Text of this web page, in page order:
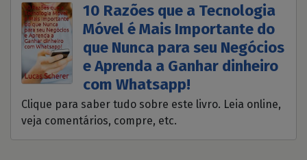
10 Razões que a Tecnologia
Móvel é Mais Importante do
que Nunca para seu Negócios
e Aprenda a Ganhar dinheiro
com Whatsapp!
Clique para saber tudo sobre este livro. Leia online,
veja comentários, compre, etc.